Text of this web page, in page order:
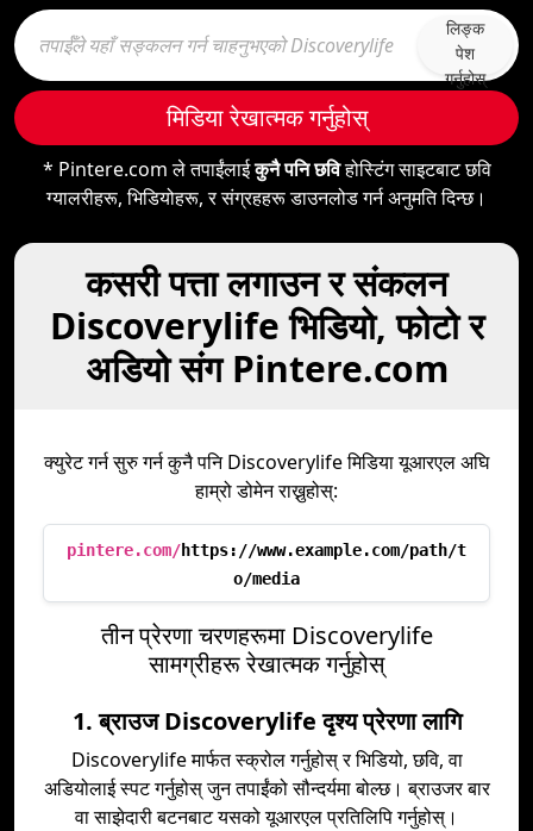
लिङ्क
पेश
गर्नुहोस्
मिडिया रेखात्मक गर्नुहोस्
* Pintere.com ले तपाईंलाईकुनै पनि छविहोस्टिंग साइटबाट छवि
ग्यालरीहरू, भिडियोहरू, र संग्रहहरू डाउनलोड गर्न अनुमति दिन्छ।
कसरी पत्ता लगाउन र संकलन
Discoverylife भिडियो, फोटो र
अडियो संग Pintere.com
क्युरेट गर्न सुरु गर्न कुनै पनि Discoverylife मिडिया यूआरएल अघि
हाम्रो डोमेन राख्नुहोस्:
pintere.com/https://www.example.com/path/t
o/media
तीन प्रेरणा चरणहरूमा Discoverylife
सामग्रीहरू रेखात्मक गर्नुहोस्
1. ब्राउज Discoverylife दृश्य प्रेरणा लागि
Discoverylife मार्फत स्क्रोल गर्नुहोस् र भिडियो, छवि, वा
अडियोलाई स्पट गर्नुहोस् जुन तपाईंको सौन्दर्यमा बोल्छ। ब्राउजर बार
वा साझेदारी बटनबाट यसको यूआरएल प्रतिलिपि गर्नुहोस्।